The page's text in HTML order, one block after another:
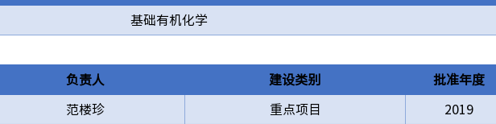
基础有机化学
负责人 建设类别 批准年度
范楼珍 重点项目 2019